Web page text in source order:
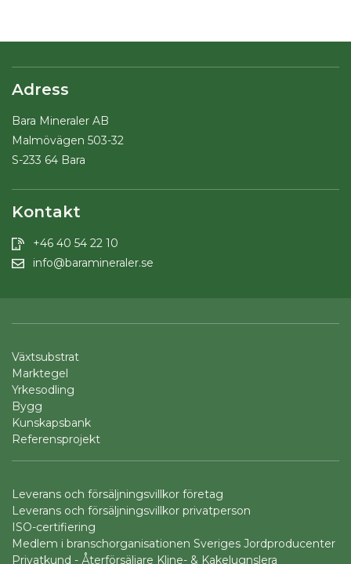
Adress
Bara Mineraler AB
Malmövägen 503-32
S-233 64 Bara
Kontakt
+46 40 54 22 10
info@baramineraler.se
Växtsubstrat
Marktegel
Yrkesodling
Bygg
Kunskapsbank
Referensprojekt
Leverans och försäljningsvillkor företag
Leverans och försäljningsvillkor privatperson
ISO-certifiering
Medlem i branschorganisationen Sveriges Jordproducenter
Privatkund - Återförsäljare Kline- & Kakelugnslera